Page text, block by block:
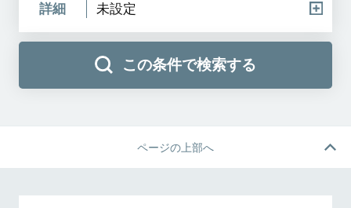
詳細 未設定
この条件で検索する
ページの上部へ